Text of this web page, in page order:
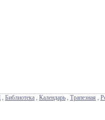
, Библиотека , Календарь , Трапезная ,